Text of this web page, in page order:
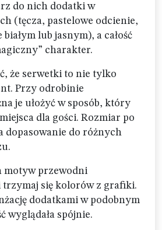
do nich dodatki w
(tęcza, pastelowe odcienie,
lub jasnym), a całość
charakter.
że serwetki to nie tylko
Przy odrobinie
je ułożyć w sposób, który
dla gości. Rozmiar po
dopasowanie do różnych
motyw przewodni
trzymaj się kolorów z grafiki.
dodatkami w podobnym
wyglądała spójnie.